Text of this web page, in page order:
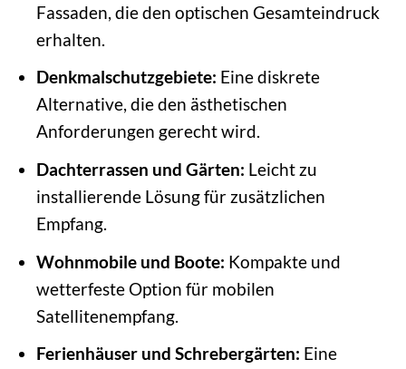
Fassaden, die den optischen Gesamteindruck
erhalten.
Denkmalschutzgebiete: Eine diskrete
Alternative, die den ästhetischen
Anforderungen gerecht wird.
Dachterrassen und Gärten: Leicht zu
installierende Lösung für zusätzlichen
Empfang.
Wohnmobile und Boote: Kompakte und
wetterfeste Option für mobilen
Satellitenempfang.
Ferienhäuser und Schrebergärten: Eine